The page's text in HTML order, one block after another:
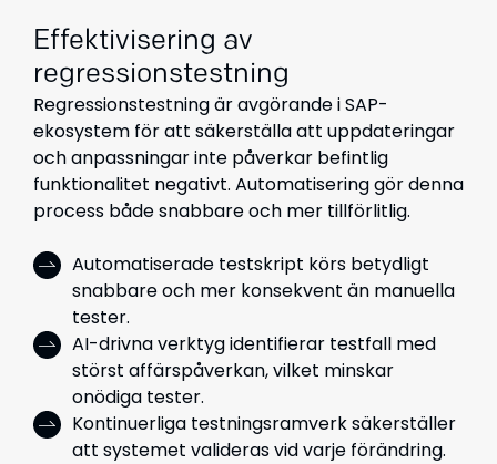
Effektivisering av
regressionstestning
Regressionstestning är avgörande i SAP-
ekosystem för att säkerställa att uppdateringar
och anpassningar inte påverkar befintlig
funktionalitet negativt. Automatisering gör denna
process både snabbare och mer tillförlitlig.
Automatiserade testskript körs betydligt
snabbare och mer konsekvent än manuella
tester.
AI-drivna verktyg identifierar testfall med
störst affärspåverkan, vilket minskar
onödiga tester.
Kontinuerliga testningsramverk säkerställer
att systemet valideras vid varje förändring.